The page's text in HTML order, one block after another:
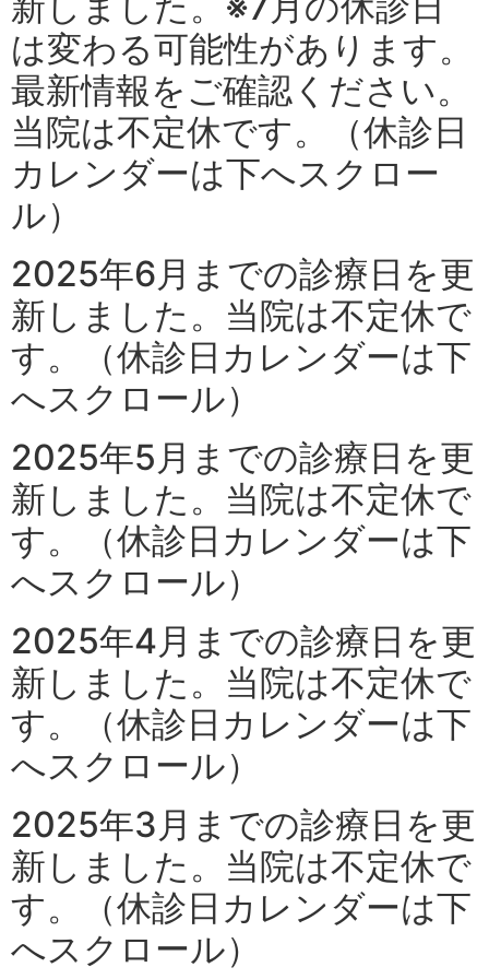
は変わる可能性があります。
最新情報をご確認ください。
当院は不定休です。（休診日
カレンダーは下へスクロー
ル）
2025年6月までの診療日を更
新しました。当院は不定休で
す。（休診日カレンダーは下
へスクロール）
2025年5月までの診療日を更
新しました。当院は不定休で
す。（休診日カレンダーは下
へスクロール）
2025年4月までの診療日を更
新しました。当院は不定休で
す。（休診日カレンダーは下
へスクロール）
2025年3月までの診療日を更
新しました。当院は不定休で
す。（休診日カレンダーは下
へスクロール）